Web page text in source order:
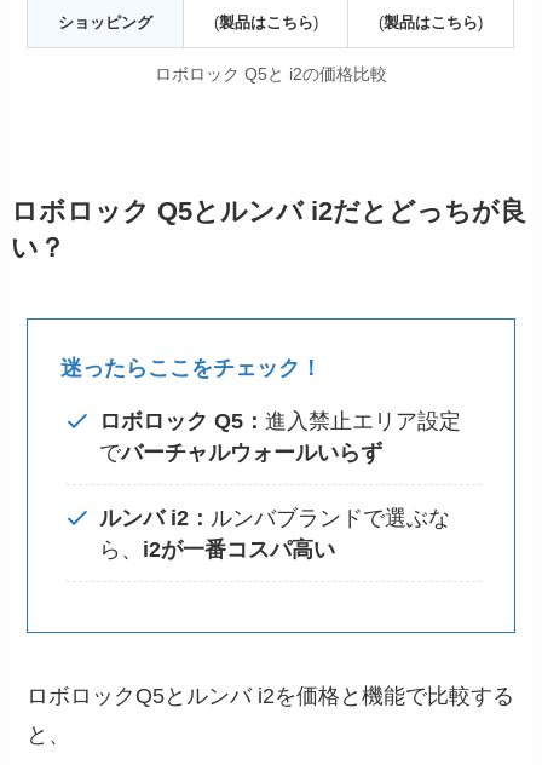
ショッピング
(製品はこちら) (製品はこちら)
ロボロック Q5と i2の価格比較
ロボロック Q5とルンバ i2だとどっちが良
い？
迷ったらここをチェック！
ロボロック Q5： 進入禁止エリア設定
でバーチャルウォールいらず
ルンバ i2： ルンバブランドで選ぶな
ら、 i2が一番コスパ高い
ロボロックQ5とルンバ i2を価格と機能で比較する
と、